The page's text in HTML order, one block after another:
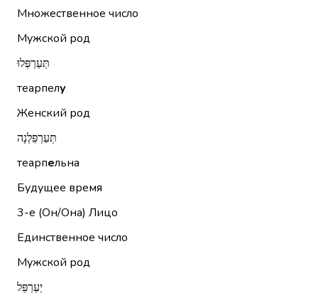
Множественное число
Мужской род
תְּעַרְפְּלוּ
теарпелу
Женский род
תְּעַרְפֵּלְנָה
теарпельна
Будущее время
3-е (Он/Она) Лицо
Единственное число
Мужской род
יְעַרְפֵּל